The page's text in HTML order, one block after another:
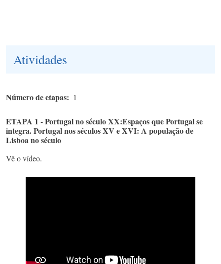
Atividades
Número de etapas 1
ETAPA 1 - Portugal no século XX:Espaços que Portugal se
integra. Portugal nos séculos XV e XVI: A população de
Lisboa no século
Vê o vídeo.